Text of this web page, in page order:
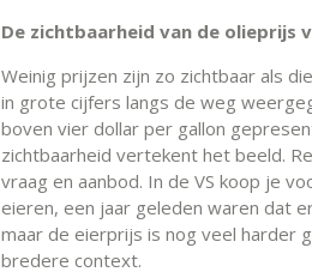
De zichtbaarheid van de olieprijs
Weinig prijzen zijn zo zichtbaar als
in grote cijfers langs de weg
boven vier dollar per gallon
zichtbaarheid vertekent het beeld.
vraag en aanbod. In de VS koop je
eieren, een jaar geleden waren dat
maar de eierprijs is nog veel harder
bredere context.